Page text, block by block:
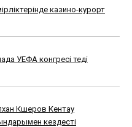
казино-курорт
УЕФА конгресі өтеді
Көшеров Кентау
кездесті